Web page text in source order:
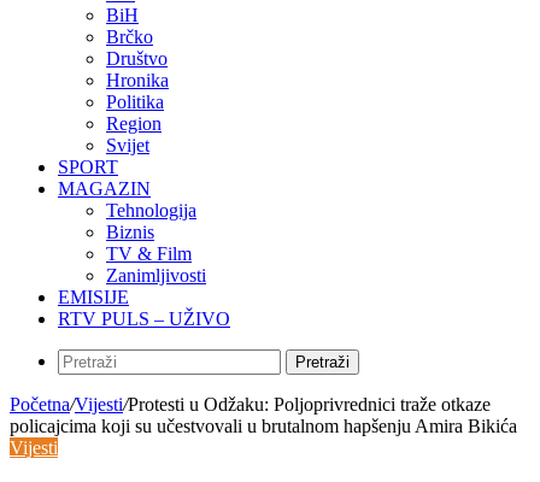
BiH
Brčko
Društvo
Hronika
Politika
Region
Svijet
SPORT
MAGAZIN
Tehnologija
Biznis
TV & Film
Zanimljivosti
EMISIJE
RTV PULS – UŽIVO
Pretraži
Početna/Vijesti/Protesti u Odžaku: Poljoprivrednici traže otkaze
policajcima koji su učestvovali u brutalnom hapšenju Amira Bikića
Vijesti